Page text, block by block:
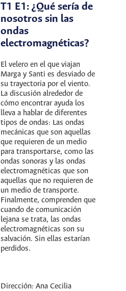
T1 E1: ¿Qué sería de
nosotros sin las
ondas
electromagnéticas?
El velero en el que viajan
Marga y Santi es desviado de
su trayectoria por el viento.
La discusión alrededor de
cómo encontrar ayuda los
lleva a hablar de diferentes
tipos de ondas: Las ondas
mecánicas que son aquellas
que requieren de un medio
para transportarse, como las
ondas sonoras y las ondas
electromagnéticas que son
aquellas que no requieren de
un medio de transporte.
Finalmente, comprenden que
cuando de comunicación
lejana se trata, las ondas
electromagnéticas son su
salvación. Sin ellas estarían
perdidos.
Dirección: Ana Cecilia